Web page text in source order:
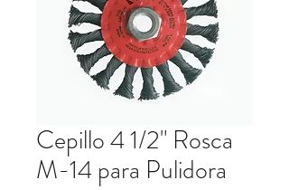
Cepillo 4 1/2" Rosca
M-14 para Pulidora